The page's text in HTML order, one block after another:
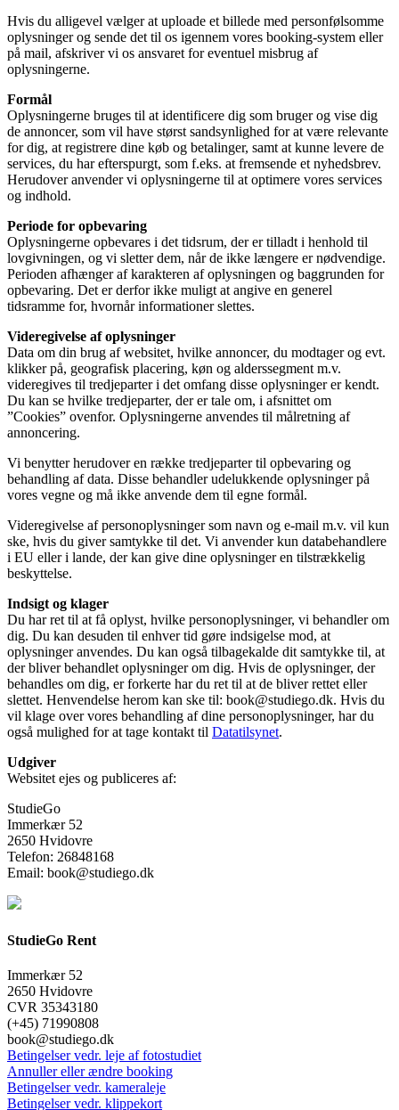
Hvis du alligevel vælger at uploade et billede med personfølsomme
oplysninger og sende det til os igennem vores booking-system eller
på mail, afskriver vi os ansvaret for eventuel misbrug af
oplysningerne.
Formål
Oplysningerne bruges til at identificere dig som bruger og vise dig
de annoncer, som vil have størst sandsynlighed for at være relevante
for dig, at registrere dine køb og betalinger, samt at kunne levere de
services, du har efterspurgt, som f.eks. at fremsende et nyhedsbrev.
Herudover anvender vi oplysningerne til at optimere vores services
og indhold.
Periode for opbevaring
Oplysningerne opbevares i det tidsrum, der er tilladt i henhold til
lovgivningen, og vi sletter dem, når de ikke længere er nødvendige.
Perioden afhænger af karakteren af oplysningen og baggrunden for
opbevaring. Det er derfor ikke muligt at angive en generel
tidsramme for, hvornår informationer slettes.
Videregivelse af oplysninger
Data om din brug af websitet, hvilke annoncer, du modtager og evt.
klikker på, geografisk placering, køn og alderssegment m.v.
videregives til tredjeparter i det omfang disse oplysninger er kendt.
Du kan se hvilke tredjeparter, der er tale om, i afsnittet om
”Cookies” ovenfor. Oplysningerne anvendes til målretning af
annoncering.
Vi benytter herudover en række tredjeparter til opbevaring og
behandling af data. Disse behandler udelukkende oplysninger på
vores vegne og må ikke anvende dem til egne formål.
Videregivelse af personoplysninger som navn og e-mail m.v. vil kun
ske, hvis du giver samtykke til det. Vi anvender kun databehandlere
i EU eller i lande, der kan give dine oplysninger en tilstrækkelig
beskyttelse.
Indsigt og klager
Du har ret til at få oplyst, hvilke personoplysninger, vi behandler om
dig. Du kan desuden til enhver tid gøre indsigelse mod, at
oplysninger anvendes. Du kan også tilbagekalde dit samtykke til, at
der bliver behandlet oplysninger om dig. Hvis de oplysninger, der
behandles om dig, er forkerte har du ret til at de bliver rettet eller
slettet. Henvendelse herom kan ske til: book@studiego.dk. Hvis du
vil klage over vores behandling af dine personoplysninger, har du
også mulighed for at tage kontakt til Datatilsynet.
Udgiver
Websitet ejes og publiceres af:
StudieGo
Immerkær 52
2650 Hvidovre
Telefon: 26848168
Email: book@studiego.dk
StudieGo Rent
Immerkær 52
2650 Hvidovre
CVR 35343180
(+45) 71990808
book@studiego.dk
Betingelser vedr. leje af fotostudiet
Annuller eller ændre booking
Betingelser vedr. kameraleje
Betingelser vedr. klippekort